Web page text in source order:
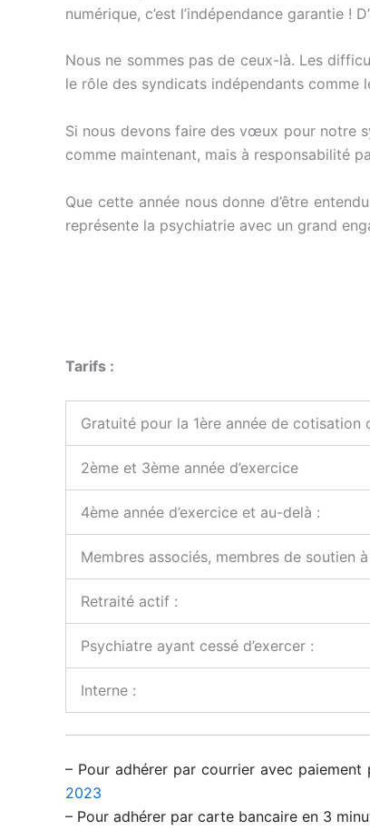
numérique, c’est l’indépendance garantie
Nous ne sommes pas de ceux-là. Les
le rôle des syndicats indépendants comme
Si nous devons faire des vœux pour notre
comme maintenant, mais à responsabilité
Que cette année nous donne d’être
représente la psychiatrie avec un grand
Tarifs :
Gratuité pour la 1ère année de cotisation
2ème et 3ème année d’exercice
4ème année d’exercice et au-delà :
Membres associés, membres de soutien à
Retraité actif :
Psychiatre ayant cessé d’exercer :
Interne :
– Pour adhérer par courrier avec paiement
2023
– Pour adhérer par carte bancaire en 3